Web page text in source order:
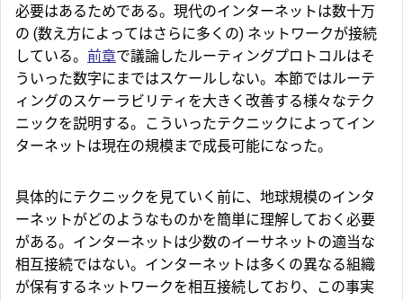
必要はあるためである。現代のインターネットは数十万
の (数え方によってはさらに多くの) ネットワークが接続
している。 前章で議論したルーティングプロトコルはそ
ういった数字にまではスケールしない。本節ではルーテ
ィングのスケーラビリティを大きく改善する様々なテク
ニックを説明する。こういったテクニックによってイン
ターネットは現在の規模まで成長可能になった。
具体的にテクニックを見ていく前に、地球規模のインタ
ーネットがどのようなものかを簡単に理解しておく必要
がある。インターネットは少数のイーサネットの適当な
相互接続ではない。インターネットは多くの異なる組織
が保有するネットワークを相互接続しており、この事実